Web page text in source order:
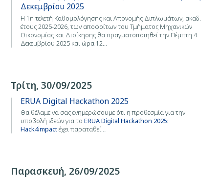
Δεκεμβρίου 2025
Η 1η τελετή Καθομολόγησης και Απονομής Διπλωμάτων, ακαδ.
έτους 2025-2026, των αποφοίτων του Τμήματος Μηχανικών
Οικονομίας και Διοίκησης θα πραγματοποιηθεί την Πέμπτη 4
Δεκεμβρίου 2025 και ώρα 12…
Τρίτη, 30/09/2025
ERUA Digital Hackathon 2025
Θα θέλαμε να σας ενημερώσουμε ότι η προθεσμία για την
υποβολή ιδεών για το ERUA Digital Hackathon 2025:
Hack4impactέχει παραταθεί…
Παρασκευή, 26/09/2025